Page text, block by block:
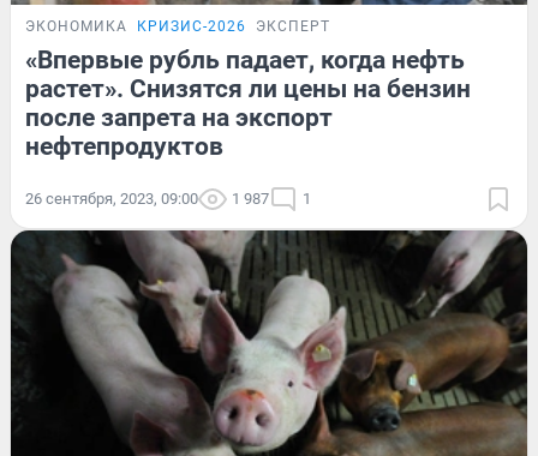
ЭКОНОМИКА КРИЗИС-2026 ЭКСПЕРТ
«Впервые рубль падает, когда нефть
растет». Снизятся ли цены на бензин
после запрета на экспорт
нефтепродуктов
26 сентября, 2023, 09:00 1 987 1